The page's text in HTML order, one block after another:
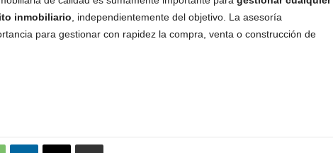
inmobiliario , independientemente del objetivo. La asesoría
para gestionar con rapidez la compra, venta o construcción de